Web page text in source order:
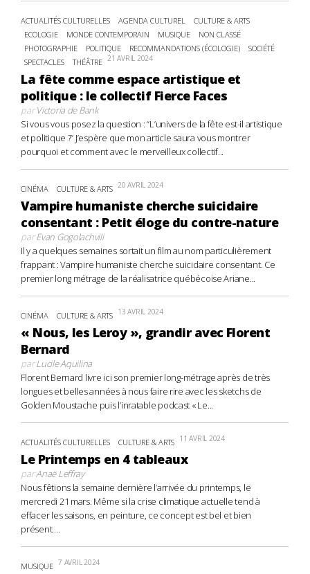
ACTUALITÉS CULTURELLES AGENDA CULTUREL
CULTURE & ARTS
ECOLOGIE
MONDE CONTEMPORAIN MUSIQUE
NON CLASSÉ
PHOTOGRAPHIE
POLITIQUE RECOMMANDATIONS (ÉCOLOGIE)
SOCIÉTÉ
SPECTACLES
THÉÂTRE 21 AVRIL 2024
La fête comme espace artistique et
politique : le collectif Fierce Faces
parVictoria de Bank
Si vous vous posez la question : “L’univers de la fête est-il artistique
et politique ?” J’espère que mon article saura vous montrer
pourquoi et comment avec le merveilleux collectif...
CINÉMA CULTURE & ARTS 20 AVRIL 2024
Vampire humaniste cherche suicidaire
consentant : Petit éloge du contre-nature
parEvan Gogolachvili
Il y a quelques semaines sortait un film au nom particulièrement
frappant : Vampire humaniste cherche suicidaire consentant. Ce
premier long métrage de la réalisatrice québécoise Ariane...
CINÉMA CULTURE & ARTS 13 AVRIL 2024
« Nous, les Leroy », grandir avec Florent
Bernard
parLucile Aquilina
Florent Bernard livre ici son premier long-métrage après de très
longues et belles années à nous faire rire avec les sketchs de
Golden Moustache puis l’inratable podcast « Le...
ACTUALITÉS CULTURELLES CULTURE & ARTS 11 AVRIL 2024
Le Printemps en 4 tableaux
parAnaë Leffray
Nous fêtions la semaine dernière l’arrivée du printemps, le
mercredi 21 mars. Même si la crise climatique actuelle tend à
effacer les saisons, en peinture, ce concept est bel et bien
présent....
MUSIQUE 7 AVRIL 2024